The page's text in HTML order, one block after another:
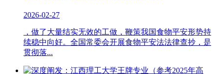
2026-02-27
，做了大量结实无效的工做，鞭策我国食物平安形势持
续稳中向好。全国常委会开展食物平安法法律查抄，是
贯彻落...